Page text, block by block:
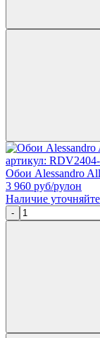
артикул:
Обои Alessandro
3 960 руб/рулон
Наличие уточняйте
-